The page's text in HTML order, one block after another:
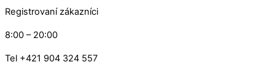
Registrovaní zákazníci
8:00 – 20:00
Tel +421 904 324 557